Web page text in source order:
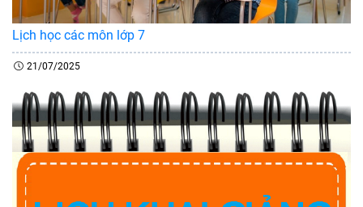
Lịch học các môn lớp 7
21/07/2025